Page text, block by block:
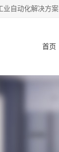
业自动化解决方案
首页